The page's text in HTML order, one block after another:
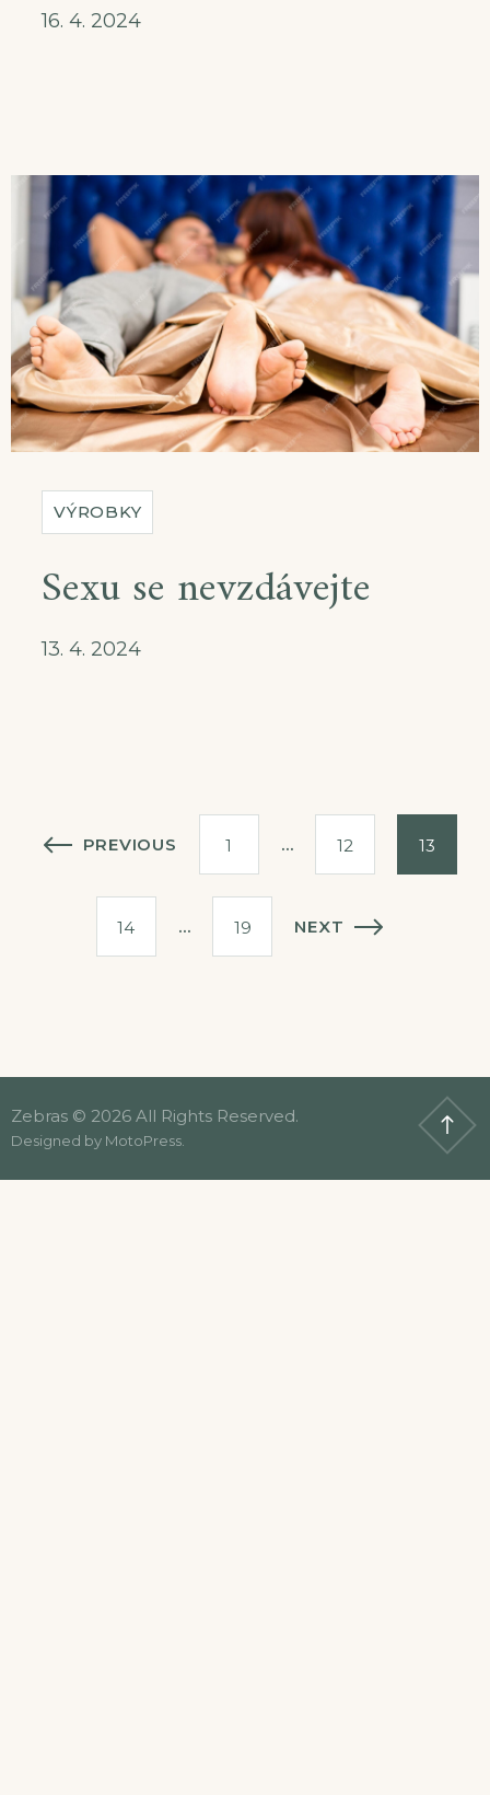
16. 4. 2024
VÝROBKY
Sexu se nevzdávejte
13. 4. 2024
Stránkování
příspěvků
PREVIOUS 1 … 12 13
14 … 19 NEXT
Zebras © 2026 All Rights Reserved.
Designed by MotoPress